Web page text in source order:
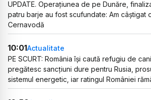
UPDATE. Operațiunea de pe Dunăre,
patru barje au fost scufundate: Am câștigat
Cernavodă
10:01Actualitate
PE SCURT: România își caută refugiu de
pregătesc sancțiuni dure pentru Rusia,
sistemul energetic, iar ratingul României